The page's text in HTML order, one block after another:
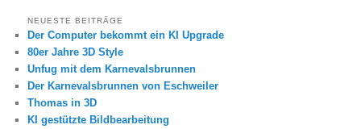
h
e
n
NEUESTE BEITRÄGE
Der Computer bekommt ein KI Upgrade
80er Jahre 3D Style
Unfug mit dem Karnevalsbrunnen
Der Karnevalsbrunnen von Eschweiler
Thomas in 3D
KI gestützte Bildbearbeitung